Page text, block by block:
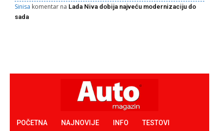
Sinisa komentar na Lada Niva dobija najveću modernizaciju do
sada
POČETNA NAJNOVIJE INFO TESTOVI